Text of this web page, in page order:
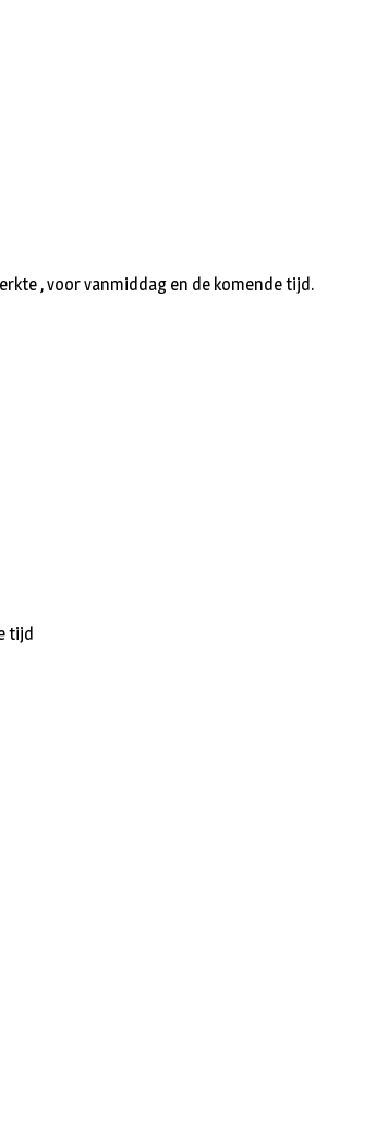
, voor vanmiddag en de komende tijd.
tijd